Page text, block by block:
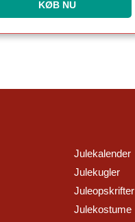
KØB NU
Julekalender
Julekugler
Juleopskrifter
Julekostume